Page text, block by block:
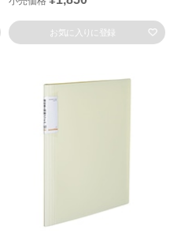
お気に入りに登録